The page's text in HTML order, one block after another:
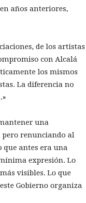
años anteriores,
de los artistas
con Alcalá
los mismos
La diferencia no
una
renunciando al
antes era una
expresión. Lo
visibles. Lo que
Gobierno organiza